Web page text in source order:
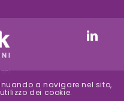
–
a navigare nel sito,
dei cookie.